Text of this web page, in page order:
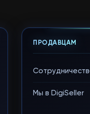
ПРОДАВЦАМ
Мы в DigiSeller